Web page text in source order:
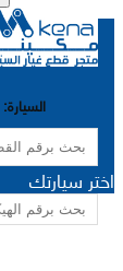
السيارة:
اختر سيارتك